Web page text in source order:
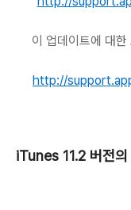
이 업데이트에 대
http://
iTunes 11.2 버전